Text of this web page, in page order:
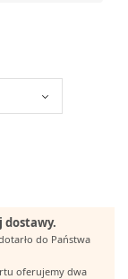
dostawy.
do Państwa
oferujemy dwa